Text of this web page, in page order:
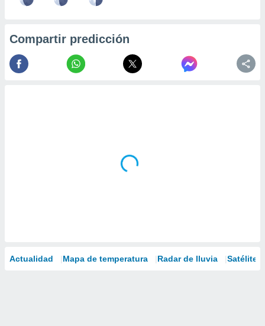
Compartir predicción
Actualidad Mapa de temperatura Radar de lluvia Satélites